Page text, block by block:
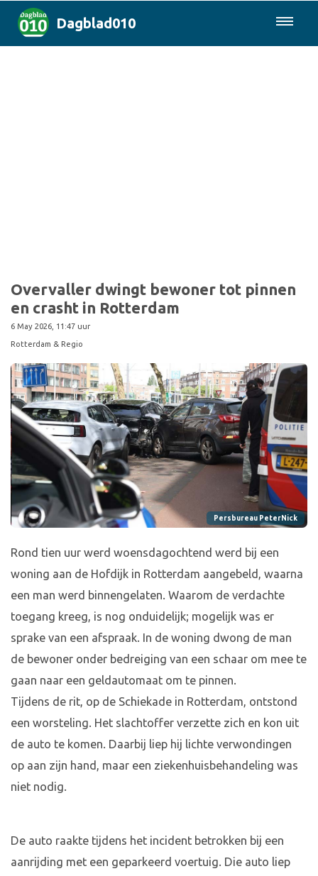
Dagblad010
Overvaller dwingt bewoner tot pinnen
en crasht in Rotterdam
6 May 2026, 11:47 uur
Rotterdam & Regio
Persbureau PeterNick
Rond tien uur werd woensdagochtend werd bij een
woning aan de Hofdijk in Rotterdam aangebeld, waarna
een man werd binnengelaten. Waarom de verdachte
toegang kreeg, is nog onduidelijk; mogelijk was er
sprake van een afspraak. In de woning dwong de man
de bewoner onder bedreiging van een schaar om mee te
gaan naar een geldautomaat om te pinnen.
Tijdens de rit, op de Schiekade in Rotterdam, ontstond
een worsteling. Het slachtoffer verzette zich en kon uit
de auto te komen. Daarbij liep hij lichte verwondingen
op aan zijn hand, maar een ziekenhuisbehandeling was
niet nodig.
De auto raakte tijdens het incident betrokken bij een
aanrijding met een geparkeerd voertuig. Die auto liep